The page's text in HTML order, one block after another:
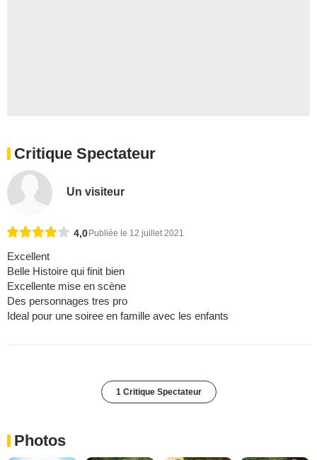
Critique Spectateur
Un visiteur
4,0 Publiée le 12 juillet 2021
Excellent
Belle Histoire qui finit bien
Excellente mise en scène
Des personnages tres pro
Ideal pour une soiree en famille avec les enfants
1 Critique Spectateur
Photos